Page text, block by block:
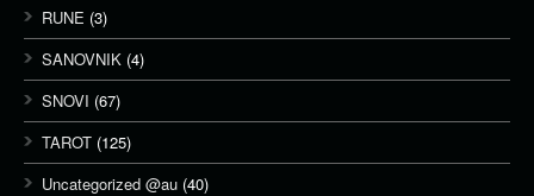
RUNE (3)
SANOVNIK (4)
SNOVI (67)
TAROT (125)
Uncategorized @au (40)